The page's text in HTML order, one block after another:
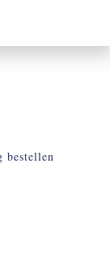
bestellen